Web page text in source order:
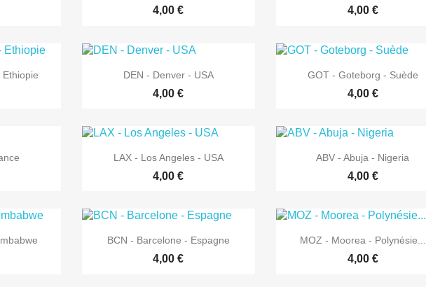
4,00 € 4,00 €
Ethiopie  Aperçu rapide
DEN - Denver - USA
4,00 €
 Aperçu rapide
GOT - Goteborg - Suède
4,00 €
 Aperçu rapide
LAX - Los Angeles - USA
4,00 €
 Aperçu rapide
ABV - Abuja - Nigeria
4,00 €
 Aperçu rapide
BCN - Barcelone - Espagne
4,00 €
 Aperçu rapide
MOZ - Moorea - Polynésie...
4,00 €